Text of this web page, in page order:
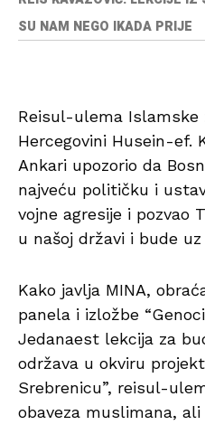
SU NAM NEGO IKADA PRIJE
Reisul-ulema Islamske
Hercegovini Husein-ef.
Ankari upozorio da
najveću političku i
vojne agresije i pozvao
u našoj državi i bude
Kako javlja MINA,
panela i izložbe
Jedanaest lekcija za
održava u okviru
Srebrenicu”, reisul-
obaveza muslimana,